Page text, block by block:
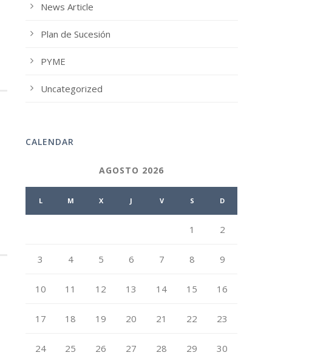
News Article
Plan de Sucesión
PYME
Uncategorized
CALENDAR
AGOSTO 2026
L M X J V S D
1 2
3 4 5 6 7 8 9
10 11 12 13 14 15 16
17 18 19 20 21 22 23
24 25 26 27 28 29 30